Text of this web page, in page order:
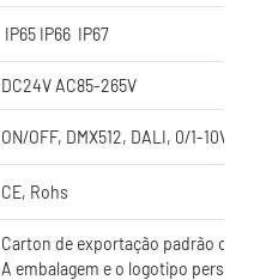
IP65 IP66 IP67
DC24V AC85-265V
ON/OFF, DMX512, DALI, 0/1-10V,
CE, Rohs
Carton de exportação padrão
A embalagem e o logotipo